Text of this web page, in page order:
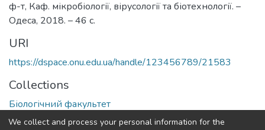
ф-т, Каф. мікробіології, вірусології та біотехнології. –
Одеса, 2018. – 46 с.
URI
https://dspace.onu.edu.ua/handle/123456789/21583
Collections
Біологічний факультет
We collect and process your personal information for the